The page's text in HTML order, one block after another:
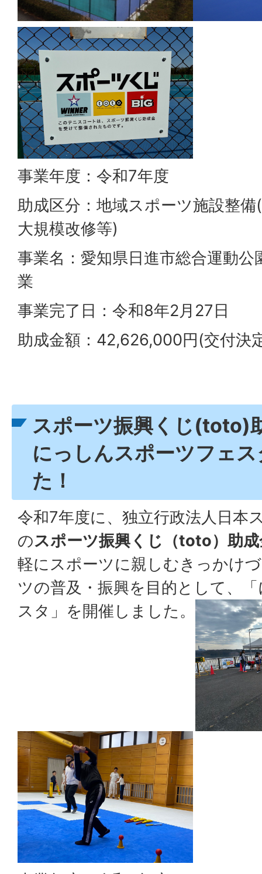
事業年度：令和7年度
助成区分：地域スポーツ施設整
大規模改修等)
事業名：愛知県日進市総合運動
業
事業完了日：令和8年2月27日
助成金額：42,626,000円(交付決
スポーツ振興くじ(toto)
にっしんスポーツフェ
た！
令和7年度に、独立行政法人日本
のスポーツ振興くじ（toto）助
軽にスポーツに親しむきっかけ
ツの普及・振興を目的として、
スタ」を開催しました。